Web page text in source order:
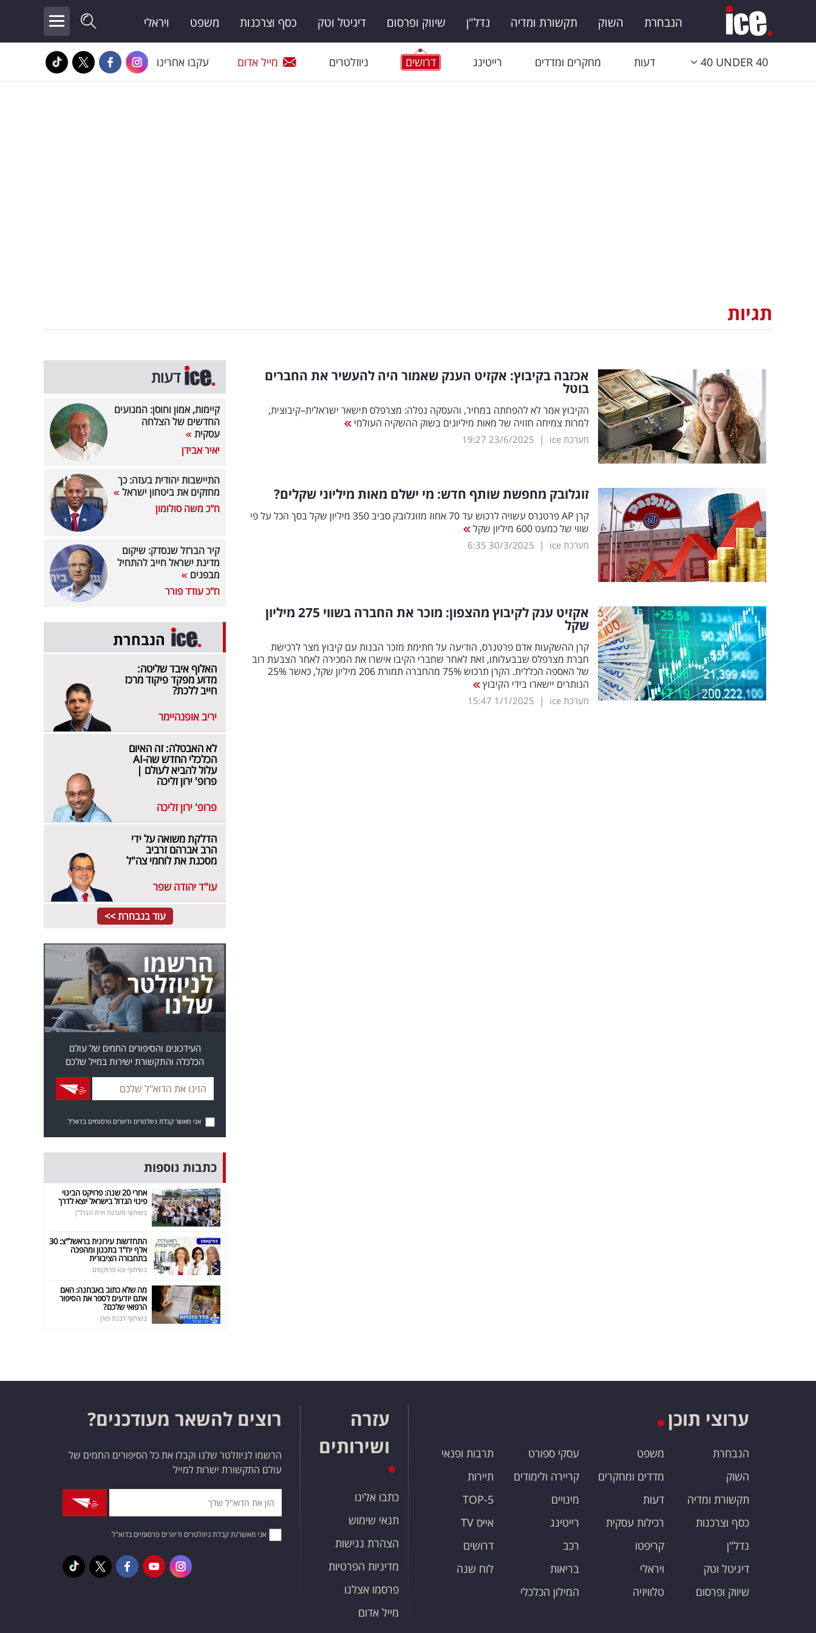
הנבחרת השוק תקשורת ומדיה נדל"ן שיווק ופרסום דיגיטל וטק כסף וצרכנות משפט ויראלי
40 UNDER 40 דעות מחקרים ומדדים רייטינג דרושים ניוזלטרים מייל אדום עקבו אחרינו
תגיות
אכזבה בקיבוץ: אקזיט הענק שאמור היה להעשיר את החברים
בוטל
הקיבוץ אמר לא להפחתה במחיר, והעסקה נפלה: מצרפלס תישאר ישראלית–קיבוצית,
למרות צמיחה חזויה של מאות מיליונים בשוק ההשקיה העולמי
מערכת ice |
23/6/2025
19:27
זוגלובק מחפשת שותף חדש: מי ישלם מאות מיליוני שקלים?
קרן AP פרטנרס עשויה לרכוש עד 70 אחוז מזוגלובק סביב 350 מיליון שקל בסך הכל על פי
שווי של כמעט 600 מיליון שקל
מערכת ice |
30/3/2025
6:35
אקזיט ענק לקיבוץ מהצפון: מוכר את החברה בשווי 275 מיליון
שקל
קרן ההשקעות אדם פרטנרס, הודיעה על חתימת מזכר הבנות עם קיבוץ מצר לרכישת
חברת מצרפלס שבבעלותו, זאת לאחר שחברי הקיבו אישרו את המכירה לאחר הצבעת רוב
של האספה הכללית. הקרן תרכוש 75% מהחברה תמורת 206 מיליון שקל, כאשר 25%
הנותרים יישארו בידי הקיבוץ
מערכת ice |
1/1/2025
15:47
דעות
קיימות, אמון וחוסן: המנועים
החדשים של הצלחה
עסקית
יאיר אבידן
התיישבות יהודית בעזה: כך
מחזקים את ביטחון ישראל
ח"כ משה סולומון
קיר הברזל שנסדק: שיקום
מדינת ישראל חייב להתחיל
מבפנים
ח"כ עודד פורר
הנבחרת
האלוף איבד שליטה:
מדוע מפקד פיקוד מרכז
חייב ללכת?
יריב אופנהיימר
לא האבטלה: זה האיום
הכלכלי החדש שה-AI
עלול להביא לעולם |
פרופ' ירון זליכה
פרופ' ירון זליכה
הדלקת משואה על ידי
הרב אברהם זרביב
מסכנת את לוחמי צה"ל
עו"ד יהודה שפר
עוד בנבחרת >>
העידכונים והסיפורים החמים של עולם
הכלכלה והתקשורת ישירות במייל שלכם
אני מאשר קבלת ניוזלטרים ודיוורים פרסומיים בדוא"ל
כתבות נוספות
אחרי 20 שנה: פרויקט הבינוי
פינוי הגדול בישראל יוצא לדרך
בשיתוף מערכת זירת הנדל"ן
התחדשות עירונית בראשל"צ: 30
אלף יח"ד בתכנון ומהפכה
בתחבורה הציבורית
בשיתוף ice פרויקטים
מה שלא כתוב באבחנה: האם
אתם יודעים לספר את הסיפור
הרפואי שלכם?
בשיתוף לבנת פורן
ערוצי תוכן
הנבחרת
השוק
תקשורת ומדיה
כסף וצרכנות
נדל"ן
דיגיטל וטק
שיווק ופרסום
משפט
מדדים ומחקרים
דעות
רכילות עסקית
קריפטו
ויראלי
טלוויזיה
עסקי ספורט
קריירה ולימודים
מינויים
רייטינג
רכב
בריאות
המילון הכלכלי
תרבות ופנאי
תיירות
TOP-5
אייס TV
דרושים
לוח שנה
עזרה
ושירותים
כתבו אלינו
תנאי שימוש
הצהרת נגישות
מדיניות הפרטיות
פרסמו אצלנו
מייל אדום
רוצים להשאר מעודכנים?
הרשמו לניוזלטר שלנו וקבלו את כל הסיפורים החמים של
עולם התקשורת ישרות למייל
אני מאשר/ת קבלת ניוזלטרים ודיוורים פרסומיים בדוא"ל